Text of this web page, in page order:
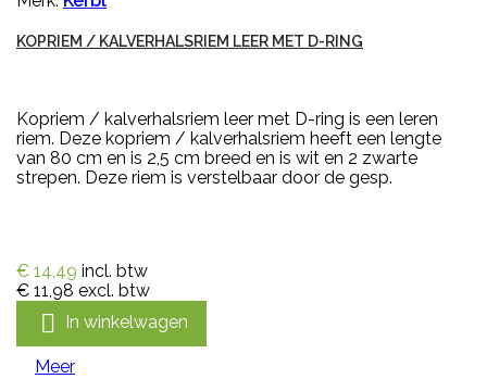
KOPRIEM / KALVERHALSRIEM LEER MET D-RING
Kopriem / kalverhalsriem leer met D-ring is een leren
riem. Deze kopriem / kalverhalsriem heeft een lengte
van 80 cm en is 2,5 cm breed en is wit en 2 zwarte
strepen. Deze riem is verstelbaar door de gesp.
€ 14,49 incl. btw
€ 11,98 excl. btw
 In winkelwagen
Meer